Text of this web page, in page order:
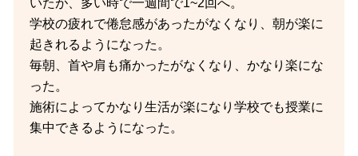
学校の疲れで倦怠感があったがなくなり、朝が楽に
起きれるようになった。
毎朝、首や肩も痛かったがなくなり、かなり楽にな
った。
施術によってかなり生活が楽になり学校でも授業に
集中できるようになった。